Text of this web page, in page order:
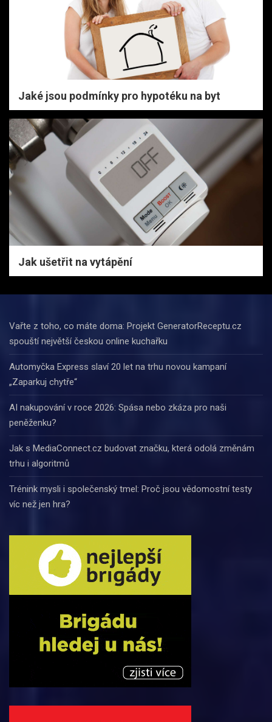
Jaké jsou podmínky pro hypotéku na byt
Jak ušetřit na vytápění
Vařte z toho, co máte doma: Projekt GeneratorReceptu.cz
spouští největší českou online kuchařku
Automyčka Express slaví 20 let na trhu novou kampaní
„Zaparkuj chytře“
AI nakupování v roce 2026: Spása nebo zkáza pro naši
peněženku?
Jak s MediaConnect.cz budovat značku, která odolá změnám
trhu i algoritmů
Trénink mysli i společenský tmel: Proč jsou vědomostní testy
víc než jen hra?